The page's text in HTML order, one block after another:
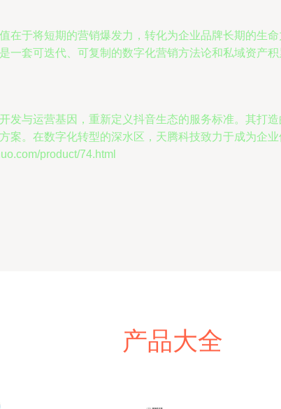
在于将短期的营销爆发力，转化为企业品牌长期的生
一套可迭代、可复制的数字化营销方法论和私域资产
发与运营基因，重新定义抖音生态的服务标准。其打
案。在数字化转型的深水区，天腾科技致力于成为企
product/74.html
产品大全